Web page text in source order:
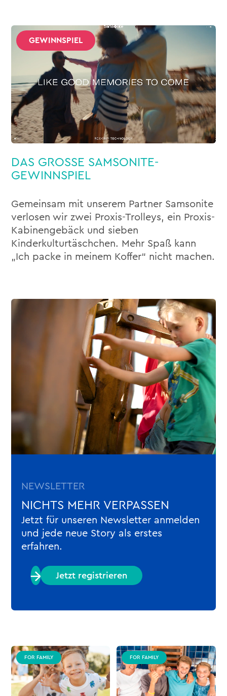
GEWINNSPIEL
DAS GROSSE SAMSONITE-
GEWINNSPIEL
Gemeinsam mit unserem Partner Samsonite
verlosen wir zwei Proxis-Trolleys, ein Proxis-
Kabinengebäck und sieben
Kinderkulturtäschchen. Mehr Spaß kann
„Ich packe in meinem Koffer“ nicht machen.
NEWSLETTER
NICHTS MEHR VERPASSEN
Jetzt für unseren Newsletter anmelden
und jede neue Story als erstes
erfahren.
Jetzt registrieren
FOR FAMILY FOR FAMILY